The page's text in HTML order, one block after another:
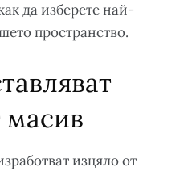
да изберете най-
пространство.
масив
изцяло от